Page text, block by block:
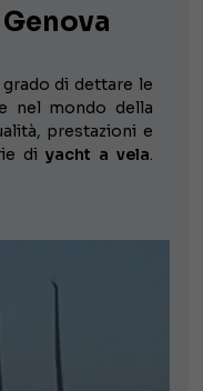
di dettare le
nel mondo della
prestazioni e
di yacht a vela.